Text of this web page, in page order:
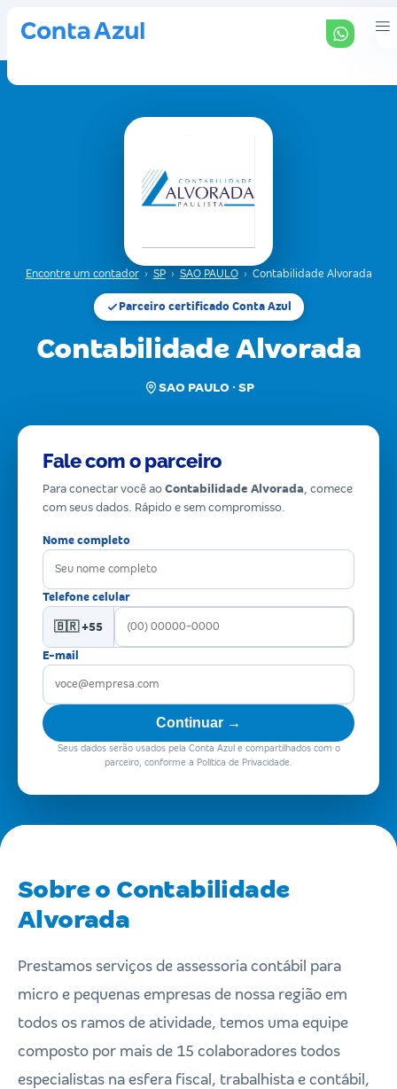
Encontre um contador › SP › SAO PAULO › Contabilidade Alvorada
Parceiro certificado Conta Azul
Contabilidade Alvorada
SAO PAULO · SP
Fale com o parceiro
Para conectar você ao Contabilidade Alvorada, comece
com seus dados. Rápido e sem compromisso.
Nome completo
Telefone celular
🇧🇷 +55
E-mail
Continuar →
Seus dados serão usados pela Conta Azul e compartilhados com o
parceiro, conforme a Política de Privacidade.
Sobre o Contabilidade
Alvorada
Prestamos serviços de assessoria contábil para
micro e pequenas empresas de nossa região em
todos os ramos de atividade, temos uma equipe
composto por mais de 15 colaboradores todos
especialistas na esfera fiscal, trabalhista e contábil,